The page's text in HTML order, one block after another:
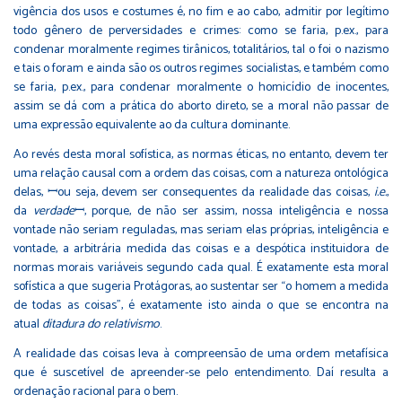
vigência dos usos e costumes é, no fim e ao cabo, admitir por legítimo
todo gênero de perversidades e crimes: como se faria, p.ex., para
condenar moralmente regimes tirânicos, totalitários, tal o foi o nazismo
e tais o foram e ainda são os outros regimes socialistas, e também como
se faria, p.ex., para condenar moralmente o homicídio de inocentes,
assim se dá com a prática do aborto direto, se a moral não passar de
uma expressão equivalente ao da cultura dominante.
Ao revés desta moral sofística, as normas éticas, no entanto, devem ter
uma relação causal com a ordem das coisas, com a natureza ontológica
delas, ꟷou seja, devem ser consequentes da realidade das coisas, i.e.,
da verdadeꟷ, porque, de não ser assim, nossa inteligência e nossa
vontade não seriam reguladas, mas seriam elas próprias, inteligência e
vontade, a arbitrária medida das coisas e a despótica instituidora de
normas morais variáveis segundo cada qual. É exatamente esta moral
sofística a que sugeria Protágoras, ao sustentar ser “o homem a medida
de todas as coisas”, é exatamente isto ainda o que se encontra na
atual ditadura do relativismo.
A realidade das coisas leva à compreensão de uma ordem metafísica
que é suscetível de apreender-se pelo entendimento. Daí resulta a
ordenação racional para o bem.